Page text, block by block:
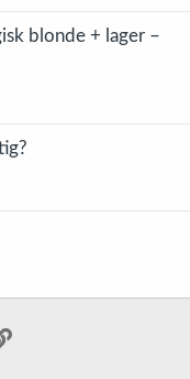
blonde + lager –